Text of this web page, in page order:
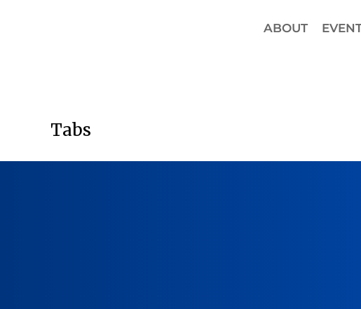
ABOUT
Tabs